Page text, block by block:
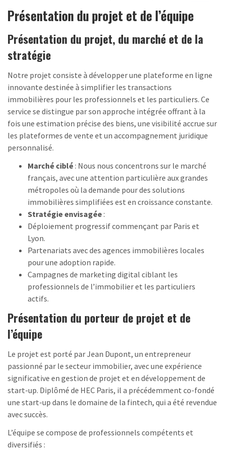
Présentation du projet et de l’équipe
Présentation du projet, du marché et de la
stratégie
Notre projet consiste à développer une plateforme en ligne
innovante destinée à simplifier les transactions
immobilières pour les professionnels et les particuliers. Ce
service se distingue par son approche intégrée offrant à la
fois une estimation précise des biens, une visibilité accrue sur
les plateformes de vente et un accompagnement juridique
personnalisé.
Marché ciblé : Nous nous concentrons sur le marché
français, avec une attention particulière aux grandes
métropoles où la demande pour des solutions
immobilières simplifiées est en croissance constante.
Stratégie envisagée :
Déploiement progressif commençant par Paris et
Lyon.
Partenariats avec des agences immobilières locales
pour une adoption rapide.
Campagnes de marketing digital ciblant les
professionnels de l’immobilier et les particuliers
actifs.
Présentation du porteur de projet et de
l’équipe
Le projet est porté par Jean Dupont, un entrepreneur
passionné par le secteur immobilier, avec une expérience
significative en gestion de projet et en développement de
start-up. Diplômé de HEC Paris, il a précédemment co-fondé
une start-up dans le domaine de la fintech, qui a été revendue
avec succès.
L’équipe se compose de professionnels compétents et
diversifiés :